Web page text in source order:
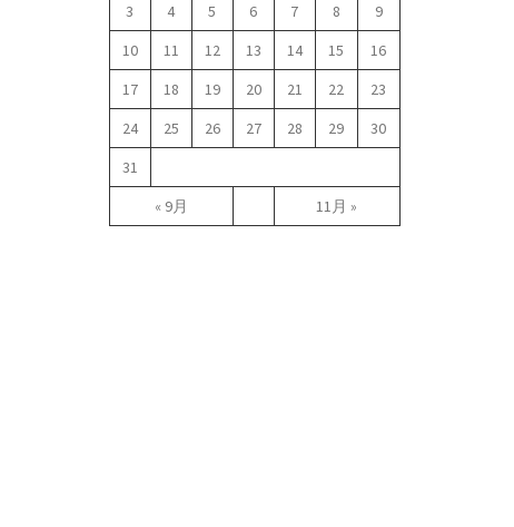
« 9月 11月 »
3
4 5 6 7 8
9
10
11 12 13 14 15
16
17
18 19 20 21 22
23
24
25 26 27 28 29
30
31